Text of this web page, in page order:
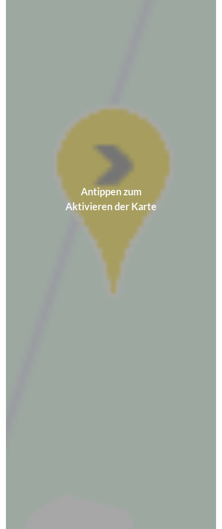
Antippen zum
Aktivieren der Karte